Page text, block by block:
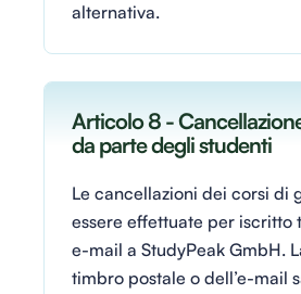
alternativa.
Articolo 8 -
da parte degli studenti
Le cancellazioni dei corsi di
essere effettuate per iscritto
e-mail a StudyPeak GmbH.
timbro postale o dell’e-mail